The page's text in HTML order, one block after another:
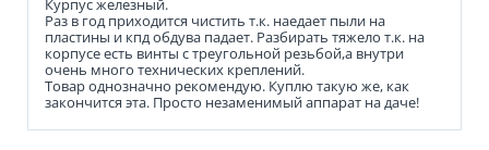
Курпус железный.
Раз в год приходится чистить т.к. наедает пыли на
пластины и кпд обдува падает. Разбирать тяжело т.к. на
корпусе есть винты с треугольной резьбой,а внутри
очень много технических креплений.
Товар однозначно рекомендую. Куплю такую же, как
закончится эта. Просто незаменимый аппарат на даче!